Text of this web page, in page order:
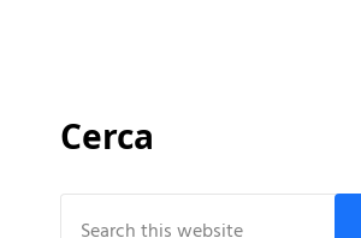
Cerca
Search this website